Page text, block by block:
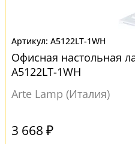
A5122LT-1WH
Офисная настольная
A5122LT-1WH
Arte Lamp (Италия)
3 668 ₽